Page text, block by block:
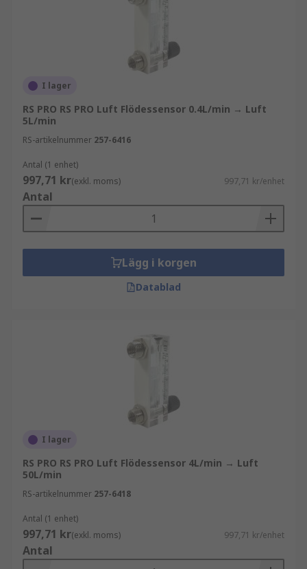
och till och med ölbryggning!
Kolla in vår supernyttiga
du vill upptäcka mer.
Flödessensorer är mätvärldens "aktuella"
stjärnor och hjälper oss att utforma effektiva
processer, optimera resursanvändningen och
upprätthålla den perfekta balansen. Med sina
olika typer och tillämpningar är de definitivt inte
"flytande" när det gäller att tillhandahålla
värdefull data.
I lager
RS PRO RS PRO Luft Flödessensor 0.4L/min → Luft
5L/min
RS-artikelnummer 257-6416
Antal (1 enhet)
997,71 kr(exkl. moms) 997,71 kr/enhet
Antal
Lägg i korgen
Datablad
I lager
RS PRO RS PRO Luft Flödessensor 4L/min → Luft
50L/min
RS-artikelnummer 257-6418
Antal (1 enhet)
997,71 kr(exkl. moms) 997,71 kr/enhet
Antal